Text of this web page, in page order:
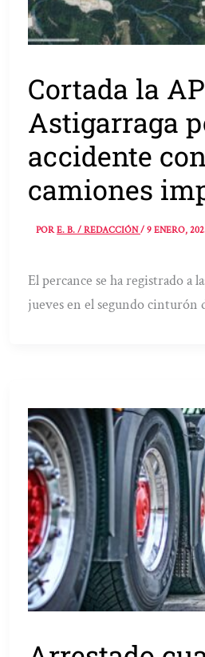
Cortada la
Astigarraga
accidente
camiones
PORE. B. / REDACCIÓN/9 ENERO,
El percance se ha registrado a
jueves en el segundo cinturón